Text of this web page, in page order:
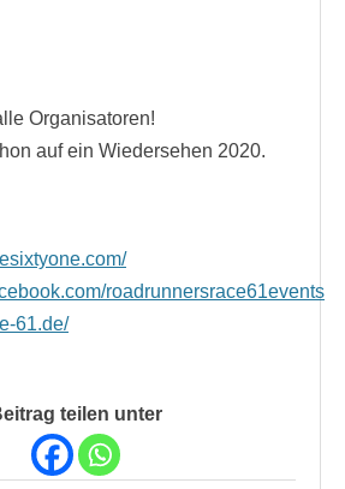
Organisatoren!
auf ein Wiedersehen 2020.
roadrunnersrace61events
61.de/
teilen unter